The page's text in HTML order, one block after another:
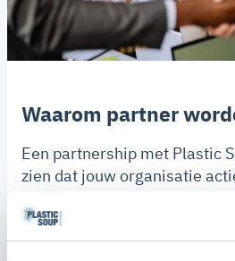
Waarom partner
Een partnership met Plastic
zien dat jouw organisatie
we impact: minder
wegwerpplastic en meer